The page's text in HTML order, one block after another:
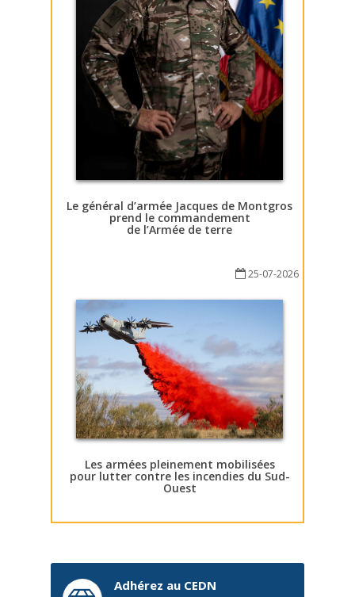
Le général d’armée Jacques de Montgros
prend le commandement
de l’Armée de terre
25-07-2026
Les armées pleinement mobilisées
pour lutter contre les incendies du Sud-
Ouest
Adhérez au CEDN